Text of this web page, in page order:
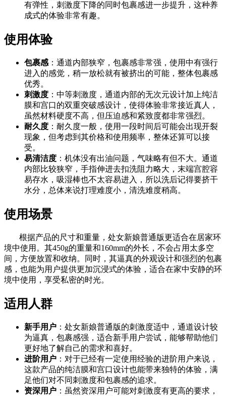
有弹性，刺激度下降的同时包裹感进一步提升，这种养
成式的体验非常有趣。
使用体验
包裹感 ：通道内部狭窄，包裹感非常强，使用中有强行
进入的感觉，稍一放松就有被挤出的可能，整体包裹感
优秀。
刺激度 ：中等刺激度，通道内部的无次元设计加上纯洁
膜和宫口的双重突破感设计，使得体验非常接近真人，
虽然材料硬度不高，但压迫感和紧致度都非常强烈。
耐久度 ：耐久度一般，使用一段时间后可能会出现开裂
现象，但考虑到其价格和使用频率，整体还算可以接
受。
易清洁度 ：机体没有出油问题，气味略有但不大。通道
内部比较狭窄，手指伸进去扣洗阻力略大，末端宫腔容
易存水，吸湿棒也不太容易进入，所以洗后记得要挤干
水分，总体来说打理难度小，清洗难度稍高。
使用场景
根据产品的尺寸和重量，处女新娘普通版更适合在居家环
境中使用。其450g的重量和160mm的外长，不会占用太多空
间，方便放置和收纳。同时，其逼真的外观设计和强烈的包裹
感，也能为用户提供更加沉浸式的体验，适合在家中安静的环
境中使用，享受私密的时光。
适用人群
新手用户 ：处女新娘普通版的刺激度适中，通道设计较
为逼真，包裹感强，适合新手用户尝试，能够帮助他们
更好地了解自己的需求和喜好。
进阶用户 ：对于已经有一定使用经验的进阶用户来说，
这款产品的纯洁膜和宫口设计也能带来独特的体验，满
足他们对不同刺激度和包裹感的追求。
资深用户 ：虽然资深用户可能对刺激度有更高的要求，